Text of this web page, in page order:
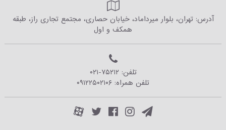
آدرس: تهران، بلوار میرداماد، خیابان حصاری، مجتمع تجاری راز، طبقه
همکف و اول
تلفن: ۰۲۱-۷۵۲۱۲
تلفن همراه: ۰۹۱۲۲۵۰۲۱۰۶